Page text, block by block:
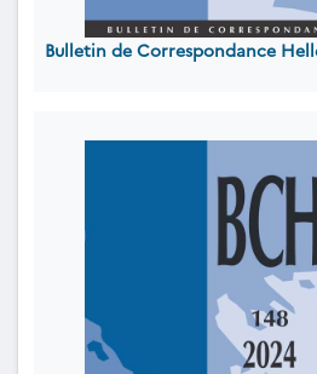
Bulletin de Correspondance